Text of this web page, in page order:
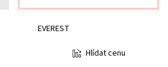
EVEREST
Hlídat cenu